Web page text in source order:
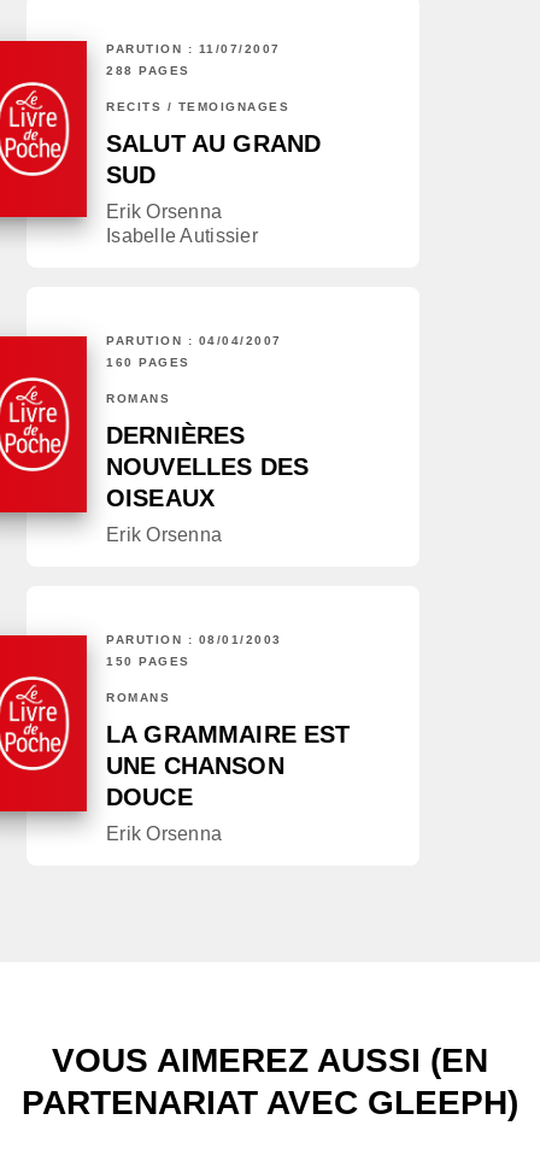
PARUTION : 11/07/2007
288 PAGES
RÉCITS / TÉMOIGNAGES
SALUT AU GRAND
SUD
Erik Orsenna
Isabelle Autissier
PARUTION : 04/04/2007
160 PAGES
ROMANS
DERNIÈRES
NOUVELLES DES
OISEAUX
Erik Orsenna
PARUTION : 08/01/2003
150 PAGES
ROMANS
LA GRAMMAIRE EST
UNE CHANSON
DOUCE
Erik Orsenna
VOUS AIMEREZ AUSSI (EN
PARTENARIAT AVEC GLEEPH)